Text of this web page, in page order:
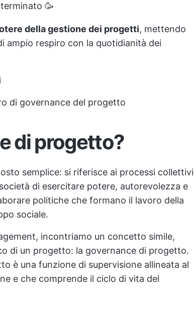
🥳
della gestione dei progetti, mettendo
ampio respiro con la quotidianità dei
di governance del progetto
di progetto?
semplice: si riferisce ai processi collettivi
di esercitare potere, autorevolezza e
politiche che formano il lavoro della
sociale.
incontriamo un concetto simile,
di un progetto: la governance di progetto.
è una funzione di supervisione allineata al
e che comprende il ciclo di vita del